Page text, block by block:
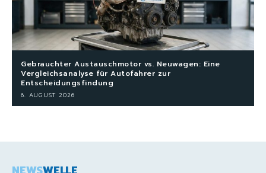
Gebrauchter Austauschmotor vs. Neuwagen: Eine
Vergleichsanalyse für Autofahrer zur
Entscheidungsfindung
6. AUGUST 2026